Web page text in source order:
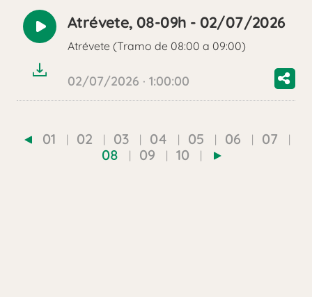
Reproducir
audio
Atrévete, 08-09h - 02/07/2026
Atrévete (Tramo de 08:00 a 09:00)
02/07/2026 · 1:00:00
01 02 03 04 05 06
07
08
09 10